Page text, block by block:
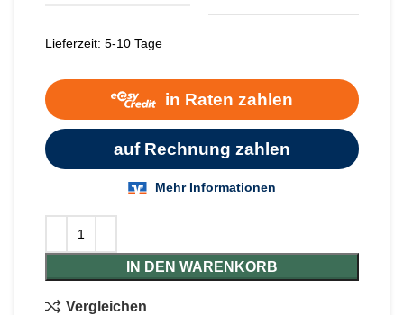
Lieferzeit: 5-10 Tage
IN DEN WARENKORB
Vergleichen